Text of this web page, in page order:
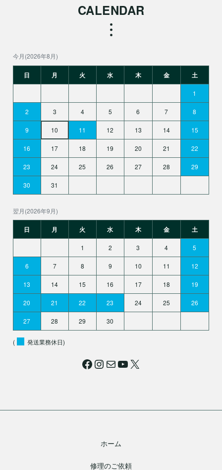
CALENDAR
今月(2026年8月)
日 月 火 水 木 金 土
1
2 3 4 5 6 7 8
9 10 11 12 13 14 15
16 17 18 19 20 21 22
23 24 25 26 27 28 29
30 31
翌月(2026年9月)
日 月 火 水 木 金 土
1 2 3 4 5
6 7 8 9 10 11 12
13 14 15 16 17 18 19
20 21 22 23 24 25 26
27 28 29 30
( 発送業務休日)
Facebook Instagram メールYouTube X
ホーム
修理のご依頼